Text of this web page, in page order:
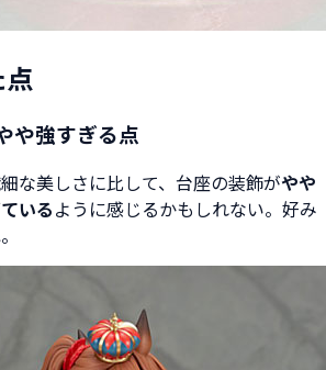
や強すぎる点
な美しさに比して、台座の装飾がやや
いるように感じるかもしれない。好み